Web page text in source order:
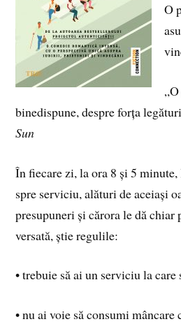
O
binedispune, despre forța
Sun
În fiecare zi, la ora 8 și 5
spre serviciu, alături de aceiași
presupuneri și cărora le dă chiar
versată, știe regulile:
• trebuie să ai un serviciu la care
• nu ai voie să consumi mâncare